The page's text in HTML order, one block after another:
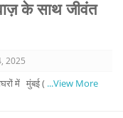
के साथ जीवंत
2025
में मुंबई ( ...View More